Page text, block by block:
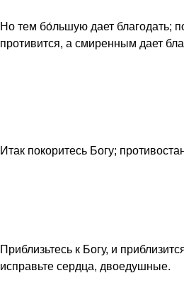
Но тем бо́льшую дает благодать;
противится, а смиренным дает
Итак покоритесь Богу;
Приблизьтесь к Богу, и
исправьте сердца, двоедушные.